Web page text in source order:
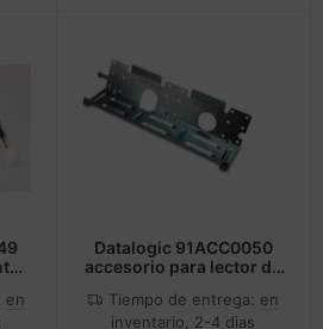
en
Datalogic 91ACC0050
accesorio para lector de
Tiempo de entrega: en
inventario, 2-4 dias